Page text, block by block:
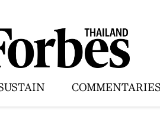
COMMENTARIES